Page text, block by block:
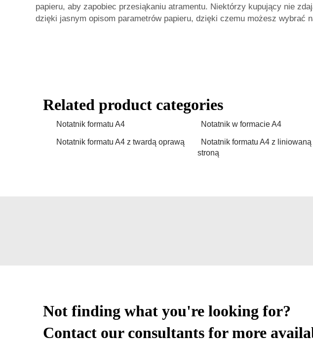
papieru, aby zapobiec przesiąkaniu atramentu. Niektórzy kupujący nie
dzięki jasnym opisom parametrów papieru, dzięki czemu możesz wybrać
Related product categories
Notatnik formatu A4 Notatnik w formacie A4
Notatnik formatu A4 z twardą oprawą
Notatnik formatu A4 z liniowaną
stroną
Not finding what you're looking for?
Contact our consultants for more